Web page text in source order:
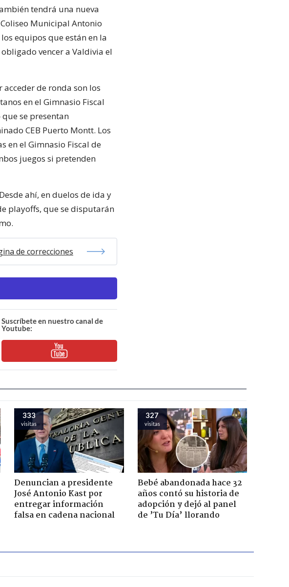
tendrá una nueva
Municipal Antonio
equipos que están en la
vencer a Valdivia el
de ronda son los
en el Gimnasio Fiscal
se presentan
CEB Puerto Montt. Los
en el Gimnasio Fiscal de
juegos si pretenden
ahí, en duelos de ida y
playoffs, que se disputarán
de correcciones
Suscríbete en nuestro canal de
Youtube:
333
visitas
Denuncian a presidente
José Antonio Kast por
entregar información
falsa en cadena nacional
327
visitas
Bebé abandonada hace 32
años contó su historia de
adopción y dejó al panel
de ’Tu Día’ llorando